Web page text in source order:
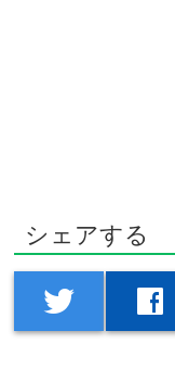
シェアする
twitter facebook